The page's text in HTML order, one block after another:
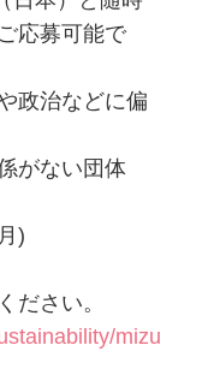
応募可能で
政治などに偏
がない団体
)
ださい。
mizu